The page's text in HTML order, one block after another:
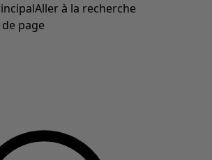
Aller à la recherche
page